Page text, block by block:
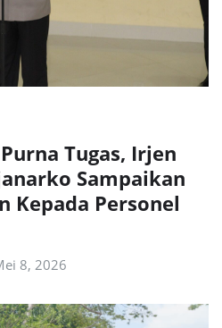
Tugas, Irjen
Sampaikan
Kepada Personel
8, 2026